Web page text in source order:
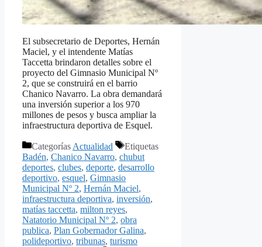
El subsecretario de Deportes, Hernán
Maciel, y el intendente Matías
Taccetta brindaron detalles sobre el
proyecto del Gimnasio Municipal Nº
2, que se construirá en el barrio
Chanico Navarro. La obra demandará
una inversión superior a los 970
millones de pesos y busca ampliar la
infraestructura deportiva de Esquel.
Categorías Actualidad
Etiquetas
Badén, Chanico Navarro, chubut
deportes, clubes, deporte, desarrollo
deportivo, esquel, Gimnasio
Municipal Nº 2, Hernán Maciel,
infraestructura deportiva, inversión,
matías taccetta, milton reyes,
Natatorio Municipal Nº 2, obra
publica, Plan Gobernador Galina,
polideportivo, tribunas, turismo